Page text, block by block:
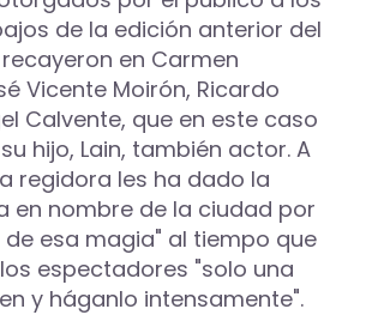
de la edición anterior del
en Carmen
Vicente Moirón, Ricardo
Calvente, que en este caso
hijo, Lain, también actor. A
regidora les ha dado la
en nombre de la ciudad por
esa magia" al tiempo que
espectadores "solo una
y háganlo intensamente".